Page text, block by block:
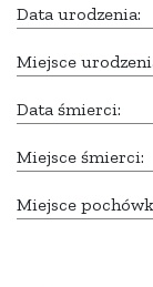
Data urodzenia:
Miejsce
Data śmierci:
Miejsce śmierci:
Miejsce